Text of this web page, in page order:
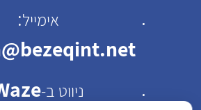
אימייל:
ניווט ב-